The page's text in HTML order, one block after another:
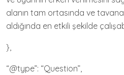
alanın tam ortasında ve
aldığında en etkili şekilde
},
“@type”: “Question”,